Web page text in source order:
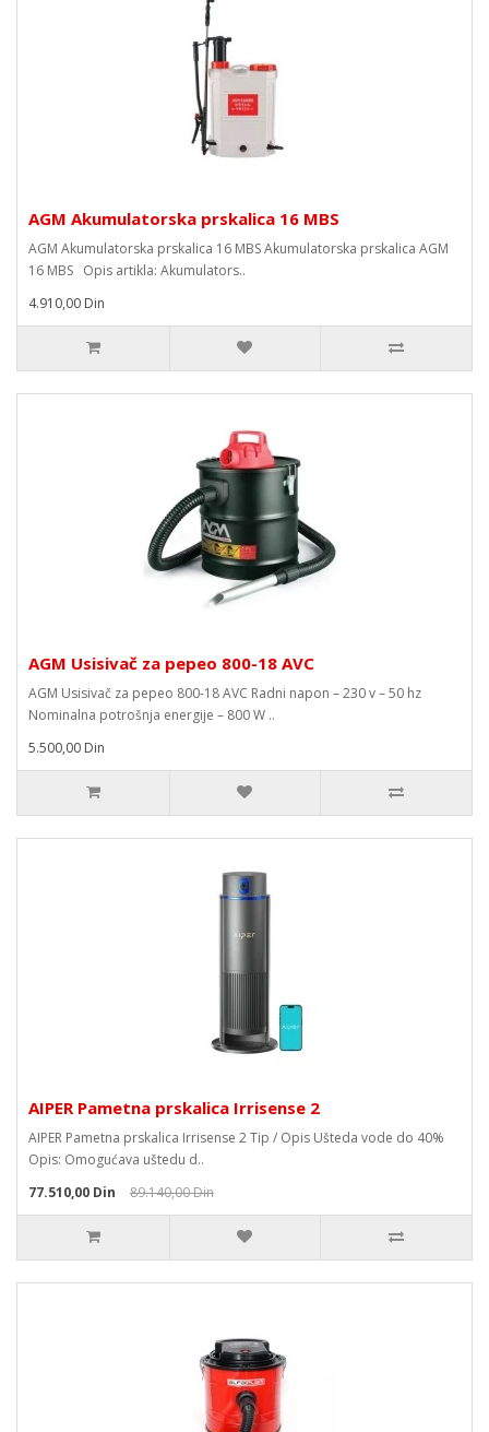
AGM Akumulatorska prskalica 16 MBS
AGM Akumulatorska prskalica 16 MBS Akumulatorska prskalica AGM
16 MBS Opis artikla: Akumulators..
4.910,00 Din
AGM Usisivač za pepeo 800-18 AVC
AGM Usisivač za pepeo 800-18 AVC Radni napon – 230 v – 50 hz
Nominalna potrošnja energije – 800 W ..
5.500,00 Din
AIPER Pametna prskalica Irrisense 2
AIPER Pametna prskalica Irrisense 2 Tip / Opis Ušteda vode do 40%
Opis: Omogućava uštedu d..
77.510,00 Din
89.140,00 Din